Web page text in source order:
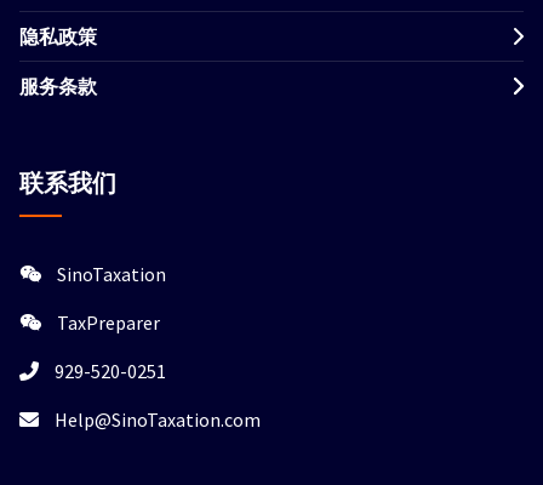
隐私政策
服务条款
联系我们
SinoTaxation
TaxPreparer
929-520-0251
Help@SinoTaxation.com